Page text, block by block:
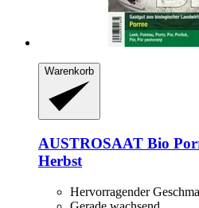
Warenkorb
AUSTROSAAT Bio
Herbst
Hervorragender